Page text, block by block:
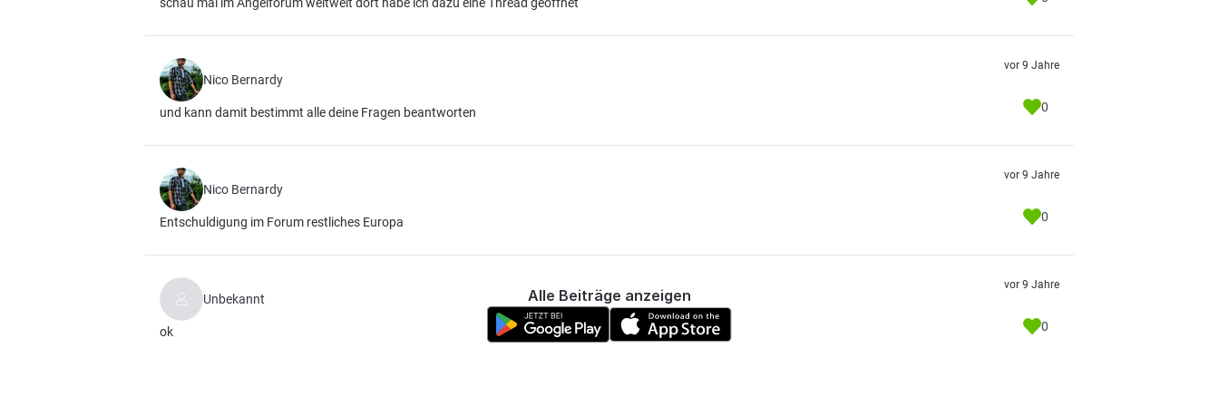
Nico Bernardy
und kann damit bestimmt alle deine Fragen beantworten
vor 9 Jahre
0
Nico Bernardy
Entschuldigung im Forum restliches Europa
vor 9 Jahre
0
Unbekannt
ok
vor 9 Jahre
0
Alle Beiträge anzeigen